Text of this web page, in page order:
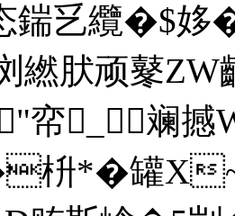
鍴乥纜�$
繎肰顽鼕ZW
_斓撼
枡*�罐X